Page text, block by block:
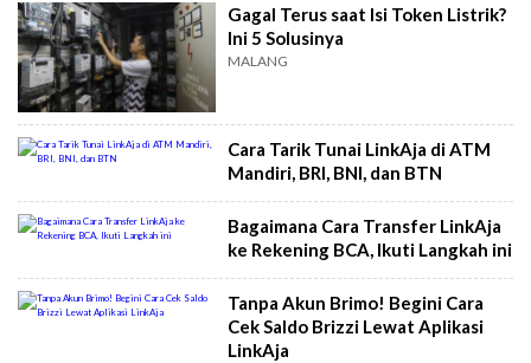
Gagal Terus saat Isi Token Listrik?
Ini 5 Solusinya
MALANG
Cara Tarik Tunai LinkAja di ATM
Mandiri, BRI, BNI, dan BTN
Bagaimana Cara Transfer LinkAja
ke Rekening BCA, Ikuti Langkah ini
Tanpa Akun Brimo! Begini Cara
Cek Saldo Brizzi Lewat Aplikasi
LinkAja